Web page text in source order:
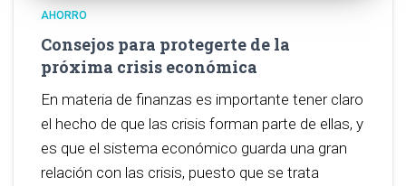
AHORRO
Consejos para protegerte de la
próxima crisis económica
En materia de finanzas es importante tener claro
el hecho de que las crisis forman parte de ellas, y
es que el sistema económico guarda una gran
relación con las crisis, puesto que se trata